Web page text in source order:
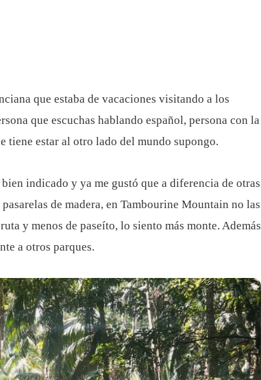
que estaba de vacaciones visitando a los
que escuchas hablando español, persona con la
tiene estar al otro lado del mundo supongo.
indicado y ya me gustó que a diferencia de otras
de madera, en Tambourine Mountain no las
y menos de paseíto, lo siento más monte. Además
a otros parques.